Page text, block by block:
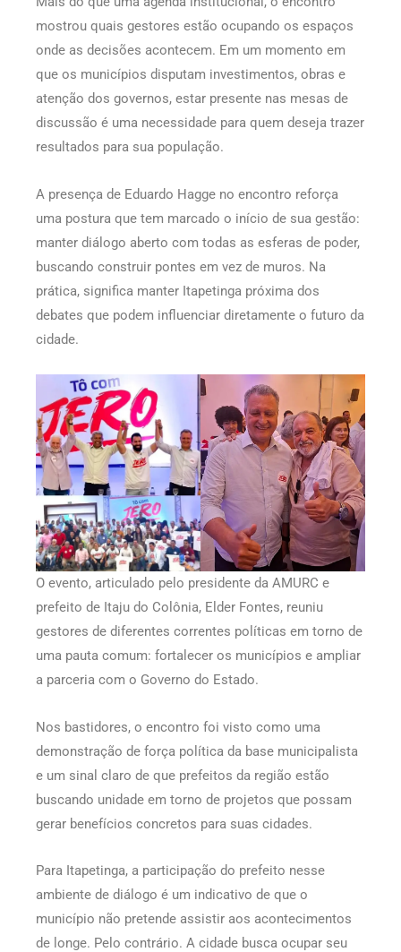
mostrou quais gestores estão ocupando os espaços
onde as decisões acontecem. Em um momento em
que os municípios disputam investimentos, obras e
atenção dos governos, estar presente nas mesas de
discussão é uma necessidade para quem deseja trazer
resultados para sua população.
A presença de Eduardo Hagge no encontro reforça
uma postura que tem marcado o início de sua gestão:
manter diálogo aberto com todas as esferas de poder,
buscando construir pontes em vez de muros. Na
prática, significa manter Itapetinga próxima dos
debates que podem influenciar diretamente o futuro da
cidade.
O evento, articulado pelo presidente da AMURC e
prefeito de Itaju do Colônia, Elder Fontes, reuniu
gestores de diferentes correntes políticas em torno de
uma pauta comum: fortalecer os municípios e ampliar
a parceria com o Governo do Estado.
Nos bastidores, o encontro foi visto como uma
demonstração de força política da base municipalista
e um sinal claro de que prefeitos da região estão
buscando unidade em torno de projetos que possam
gerar benefícios concretos para suas cidades.
Para Itapetinga, a participação do prefeito nesse
ambiente de diálogo é um indicativo de que o
município não pretende assistir aos acontecimentos
de longe. Pelo contrário. A cidade busca ocupar seu